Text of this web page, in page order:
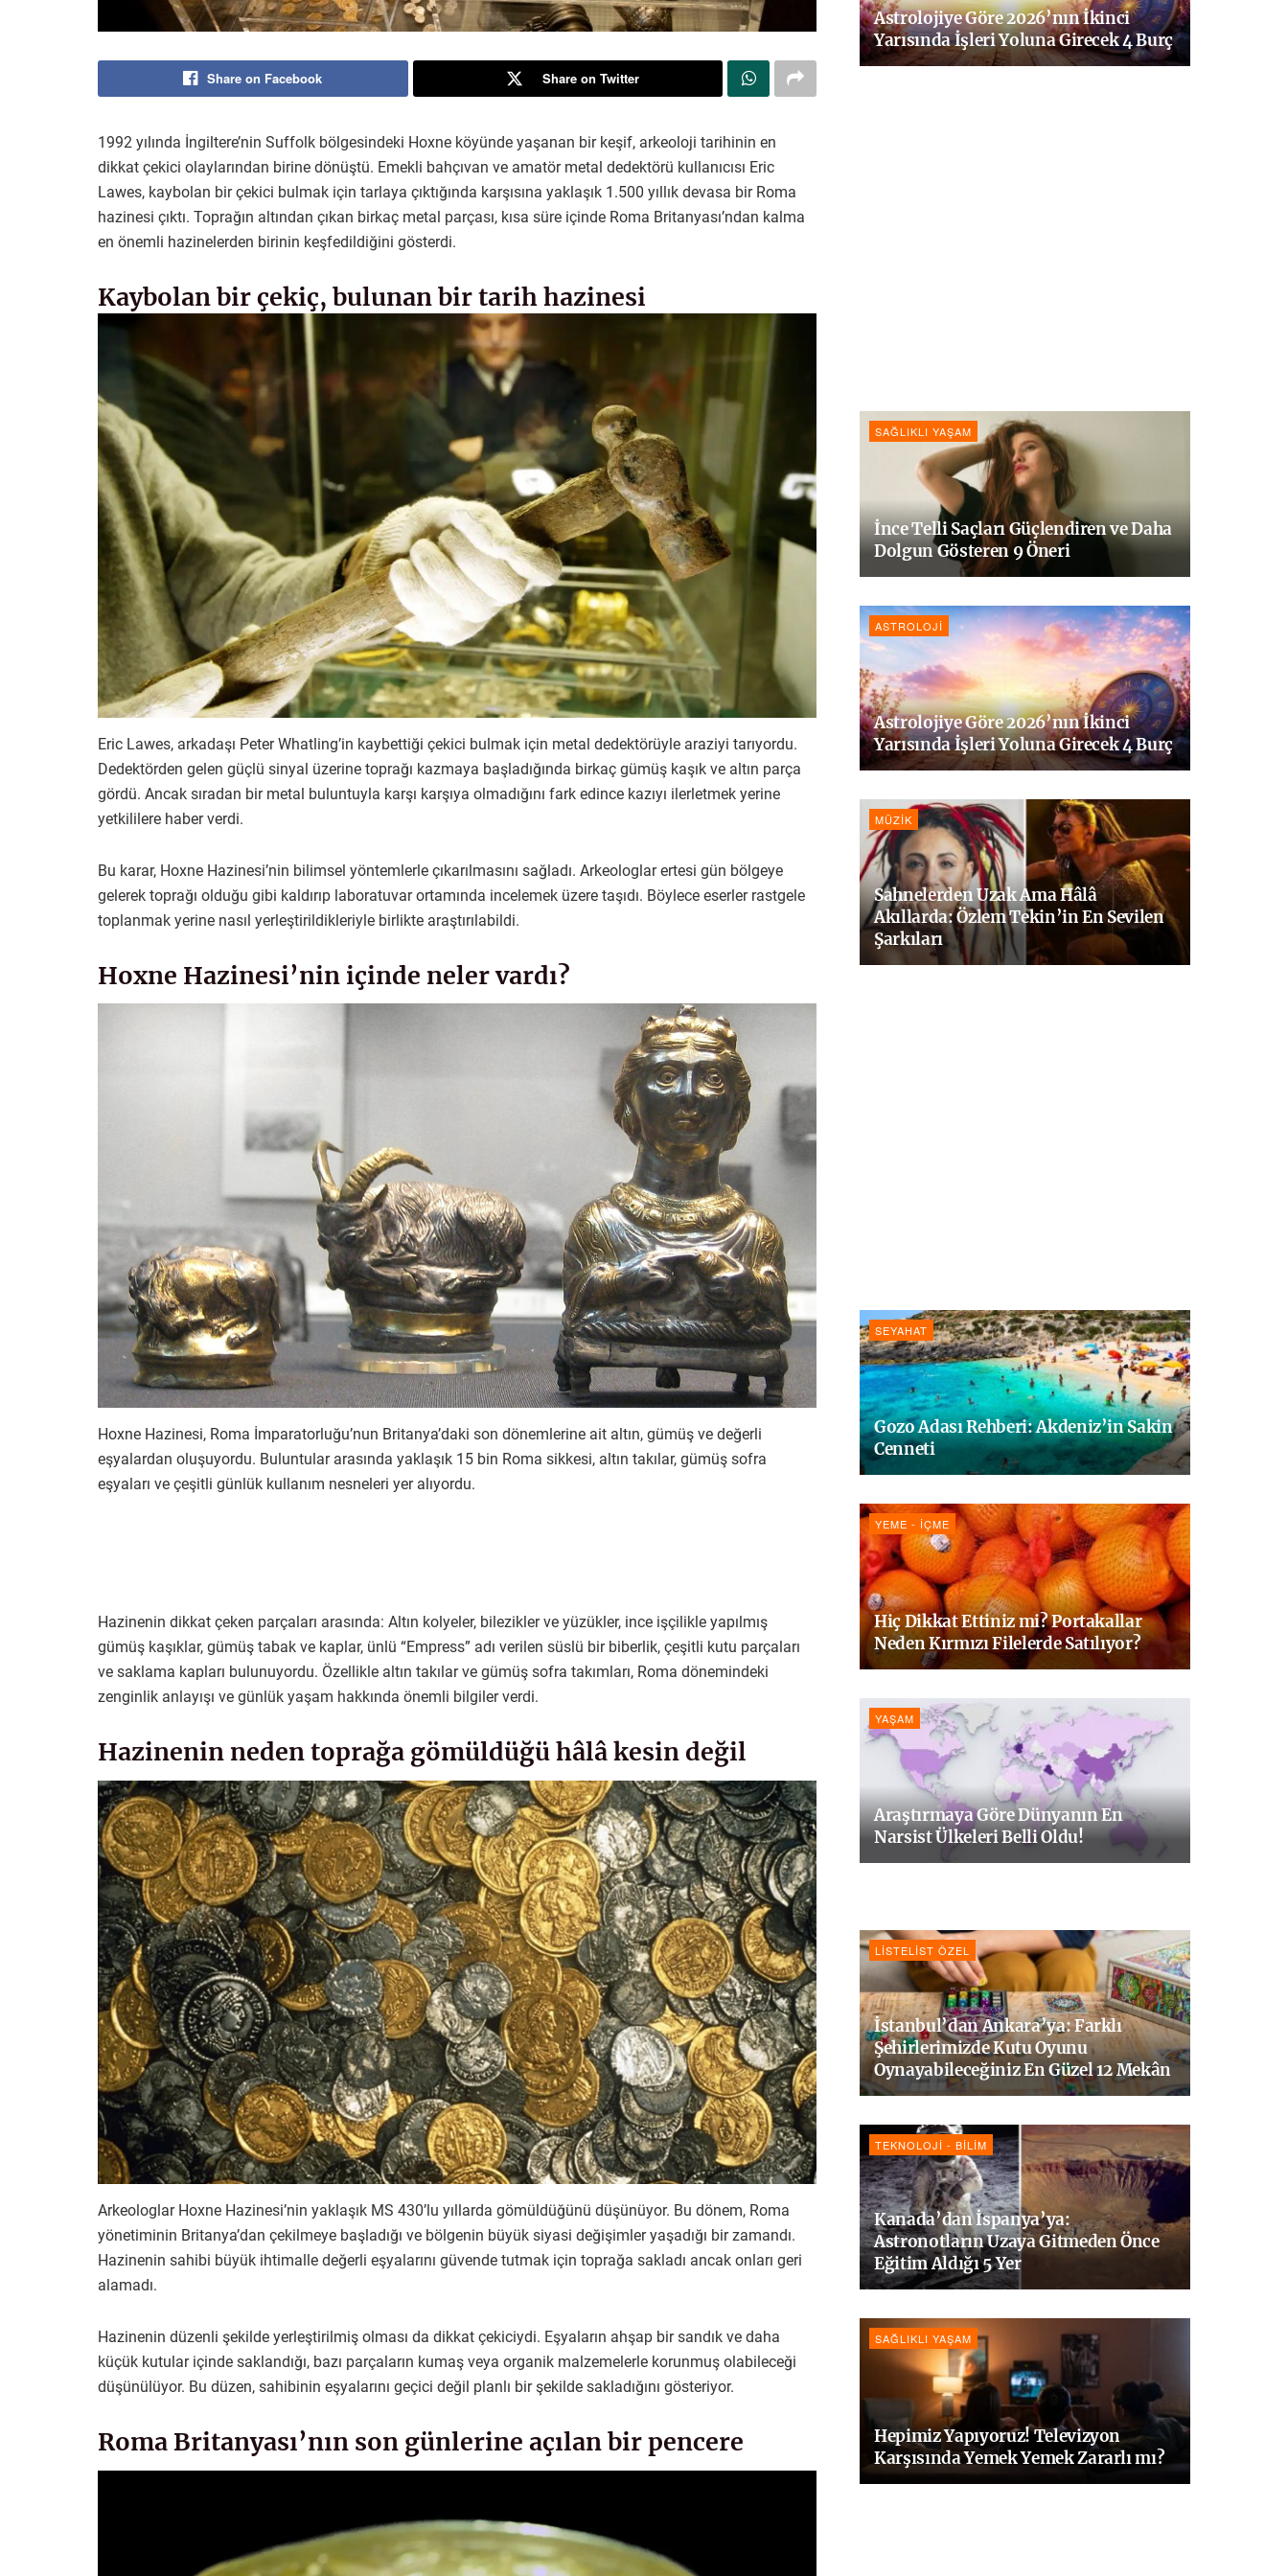
Share on Facebook Share on Twitter
1992 yılında İngiltere’nin Suffolk bölgesindeki Hoxne köyünde yaşanan bir keşif, arkeoloji tarihinin en
dikkat çekici olaylarından birine dönüştü. Emekli bahçıvan ve amatör metal dedektörü kullanıcısı Eric
Lawes, kaybolan bir çekici bulmak için tarlaya çıktığında karşısına yaklaşık 1.500 yıllık devasa bir Roma
hazinesi çıktı. Toprağın altından çıkan birkaç metal parçası, kısa süre içinde Roma Britanyası’ndan kalma
en önemli hazinelerden birinin keşfedildiğini gösterdi.
Kaybolan bir çekiç, bulunan bir tarih hazinesi
Eric Lawes, arkadaşı Peter Whatling’in kaybettiği çekici bulmak için metal dedektörüyle araziyi tarıyordu.
Dedektörden gelen güçlü sinyal üzerine toprağı kazmaya başladığında birkaç gümüş kaşık ve altın parça
gördü. Ancak sıradan bir metal buluntuyla karşı karşıya olmadığını fark edince kazıyı ilerletmek yerine
yetkililere haber verdi.
Bu karar, Hoxne Hazinesi’nin bilimsel yöntemlerle çıkarılmasını sağladı. Arkeologlar ertesi gün bölgeye
gelerek toprağı olduğu gibi kaldırıp laboratuvar ortamında incelemek üzere taşıdı. Böylece eserler rastgele
toplanmak yerine nasıl yerleştirildikleriyle birlikte araştırılabildi.
Hoxne Hazinesi’nin içinde neler vardı?
Hoxne Hazinesi, Roma İmparatorluğu’nun Britanya’daki son dönemlerine ait altın, gümüş ve değerli
eşyalardan oluşuyordu. Buluntular arasında yaklaşık 15 bin Roma sikkesi, altın takılar, gümüş sofra
eşyaları ve çeşitli günlük kullanım nesneleri yer alıyordu.
Hazinenin dikkat çeken parçaları arasında: Altın kolyeler, bilezikler ve yüzükler, ince işçilikle yapılmış
gümüş kaşıklar, gümüş tabak ve kaplar, ünlü “Empress” adı verilen süslü bir biberlik, çeşitli kutu parçaları
ve saklama kapları bulunuyordu. Özellikle altın takılar ve gümüş sofra takımları, Roma dönemindeki
zenginlik anlayışı ve günlük yaşam hakkında önemli bilgiler verdi.
Hazinenin neden toprağa gömüldüğü hâlâ kesin değil
Arkeologlar Hoxne Hazinesi’nin yaklaşık MS 430’lu yıllarda gömüldüğünü düşünüyor. Bu dönem, Roma
yönetiminin Britanya’dan çekilmeye başladığı ve bölgenin büyük siyasi değişimler yaşadığı bir zamandı.
Hazinenin sahibi büyük ihtimalle değerli eşyalarını güvende tutmak için toprağa sakladı ancak onları geri
alamadı.
Hazinenin düzenli şekilde yerleştirilmiş olması da dikkat çekiciydi. Eşyaların ahşap bir sandık ve daha
küçük kutular içinde saklandığı, bazı parçaların kumaş veya organik malzemelerle korunmuş olabileceği
düşünülüyor. Bu düzen, sahibinin eşyalarını geçici değil planlı bir şekilde sakladığını gösteriyor.
Roma Britanyası’nın son günlerine açılan bir pencere
Astrolojiye Göre 2026’nın İkinci
Yarısında İşleri Yoluna Girecek 4 Burç
SAĞLIKLI YAŞAM
İnce Telli Saçları Güçlendiren ve Daha
Dolgun Gösteren 9 Öneri
ASTROLOJI
Astrolojiye Göre 2026’nın İkinci
Yarısında İşleri Yoluna Girecek 4 Burç
MÜZIK
Sahnelerden Uzak Ama Hâlâ
Akıllarda: Özlem Tekin’in En Sevilen
Şarkıları
SEYAHAT
Gozo Adası Rehberi: Akdeniz’in Sakin
Cenneti
YEME - İÇME
Hiç Dikkat Ettiniz mi? Portakallar
Neden Kırmızı Filelerde Satılıyor?
YAŞAM
Araştırmaya Göre Dünyanın En
Narsist Ülkeleri Belli Oldu!
LISTELIST ÖZEL
İstanbul’dan Ankara’ya: Farklı
Şehirlerimizde Kutu Oyunu
Oynayabileceğiniz En Güzel 12 Mekân
TEKNOLOJI - BILIM
Kanada’dan İspanya’ya:
Astronotların Uzaya Gitmeden Önce
Eğitim Aldığı 5 Yer
SAĞLIKLI YAŞAM
Hepimiz Yapıyoruz! Televizyon
Karşısında Yemek Yemek Zararlı mı?